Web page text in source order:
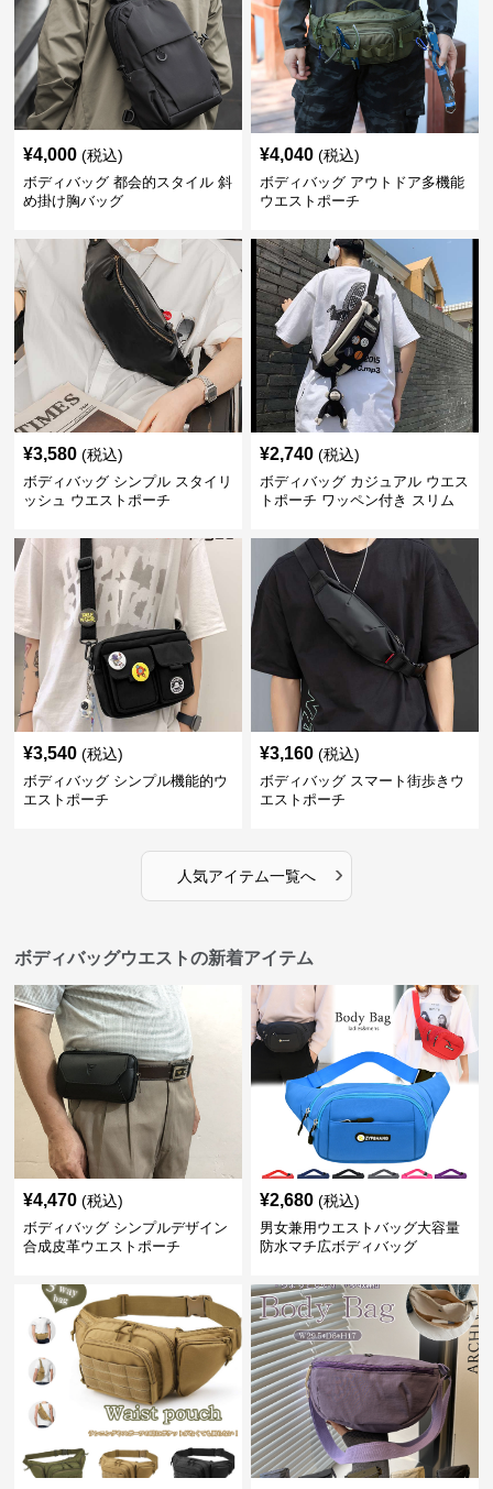
¥4,000 (税込)
ボディバッグ 都会的スタイル 斜
め掛け胸バッグ
¥4,040 (税込)
ボディバッグ アウトドア多機能
ウエストポーチ
¥3,580 (税込)
ボディバッグ シンプル スタイリ
ッシュ ウエストポーチ
¥2,740 (税込)
ボディバッグ カジュアル ウエス
トポーチ ワッペン付き スリム
¥3,540 (税込)
ボディバッグ シンプル機能的ウ
エストポーチ
¥3,160 (税込)
ボディバッグ スマート街歩きウ
エストポーチ
人気アイテム一覧へ ›
ボディバッグウエストの新着アイテム
¥4,470 (税込)
ボディバッグ シンプルデザイン
合成皮革ウエストポーチ
¥2,680 (税込)
男女兼用ウエストバッグ大容量
防水マチ広ボディバッグ